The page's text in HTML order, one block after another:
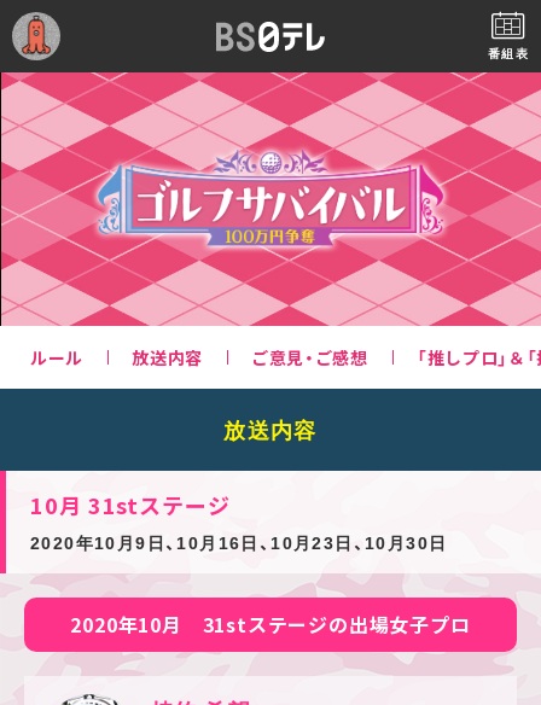
番組表
ルール 放送内容 ご意見・ご感想 「推しプロ」＆
放送内容
10月 31stステージ
2020年10月9日、10月16日、10月23日、10月30日
2020年10月 31stステージの出場女子プロ